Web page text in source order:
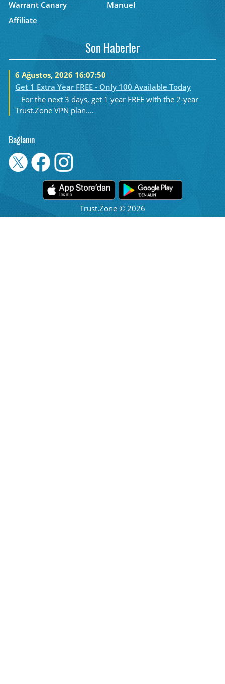
Warrant Canary
Manuel
Affiliate
Son Haberler
6 Ağustos, 2026 16:07:50
Get 1 Extra Year FREE - Only 100 Available Today
For the next 3 days, get 1 year FREE with the 2-year
Trust.Zone VPN plan....
Bağlanın
Trust.Zone © 2026